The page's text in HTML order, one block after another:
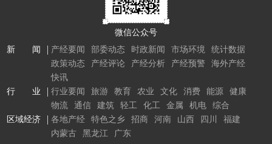
微信公众号
新 闻
产经要闻 部委动态 时政新闻 市场环境
统计数据
政策动态
产经评论 产经分析 产经预警
海外产经
快讯
行 业
行业要闻 旅游 教育 农业 文化 消费 能源
健康
物流
通信 建筑 轻工 化工 金属 机电
综合
区域经济
各地产经 特色之乡 招商 河南 山西 四川
福建
内蒙古
黑龙江 广东